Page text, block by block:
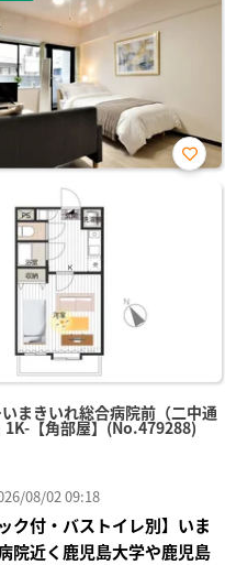
まきいれ総合病院前（二中通
1K-【角部屋】(No.479288)
お気
08/02 09:18
ク付・バストイレ別】いま
院近く鹿児島大学や鹿児島